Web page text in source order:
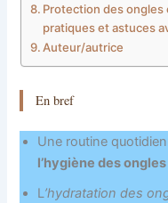
Protection des
pratiques et astuces
Auteur/autrice
En bref
Une routine
l’hygiène des ongles
L’hydratation des